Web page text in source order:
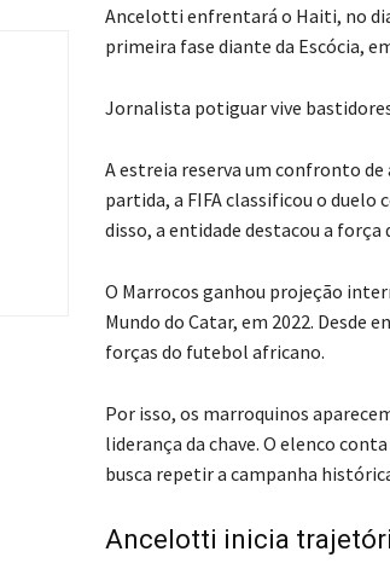
Ancelotti enfrentará o Haiti, no
primeira fase diante da Escócia,
Jornalista potiguar vive
A estreia reserva um confronto
partida, a FIFA classificou o duelo
disso, a entidade destacou a força
O Marrocos ganhou projeção
Mundo do Catar, em 2022. Desde
forças do futebol africano.
Por isso, os marroquinos
liderança da chave. O elenco
busca repetir a campanha
Ancelotti inicia